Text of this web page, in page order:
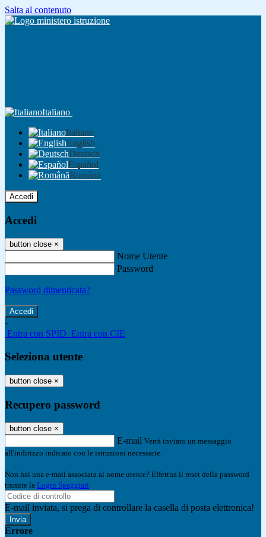
Salta al contenuto
Italiano
Italiano
English
Deutsch
Español
Română
Accedi
Accedi
button close ×
Nome Utente
Password
Password dimenticata?
-
Entra con SPID Entra con CIE
Seleziona utente
button close ×
Recupero password
button close ×
E-mail Verrà inviato un messaggio
all'indirizzo indicato con le istruzioni necessarie.
Non hai una e-mail associata al nome utente? Effettua il reset della password
tramite la Login Spaggiari
E-mail inviata, si prega di controllare la casella di posta elettronica!
Errore